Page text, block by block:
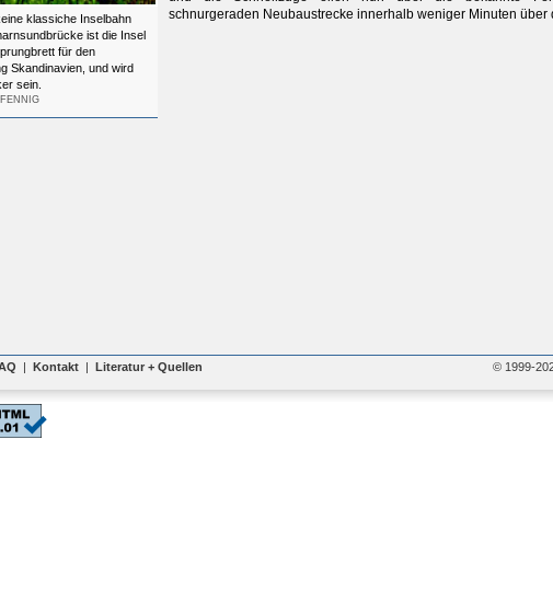
klassiche Inselbahn
ist die Insel
für den
Skandinavien, und wird
sein.
schnurgeraden Neubaustrecke innerhalb weniger Minuten über
| Kontakt | Literatur + Quellen © 1999-